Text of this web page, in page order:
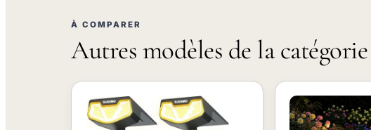
À COMPARER
Autres modèles de la catégorie